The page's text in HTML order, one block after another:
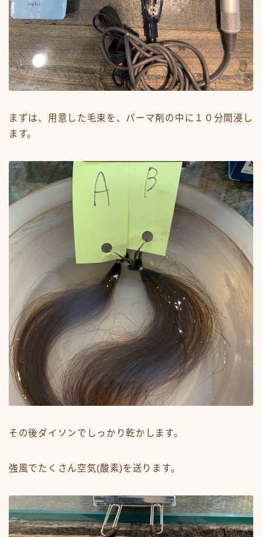
まずは、用意した毛束を、パーマ剤の中に１０分間浸し
ます。
その後ダイソンでしっかり乾かします。
強風でたくさん空気(酸素)を送ります。